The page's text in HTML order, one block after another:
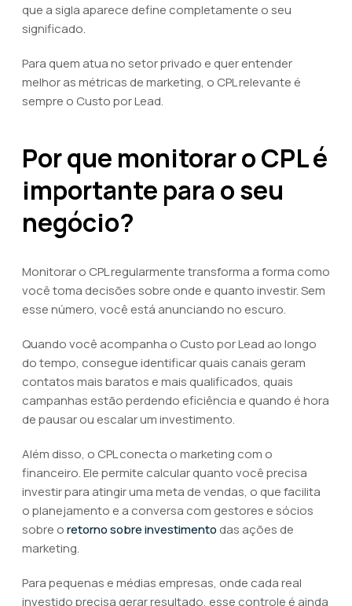
que a sigla aparece define completamente o seu
significado.
Para quem atua no setor privado e quer entender
melhor as métricas de marketing, o CPL relevante é
sempre o Custo por Lead.
Por que monitorar o CPL é
importante para o seu
negócio?
Monitorar o CPL regularmente transforma a forma como
você toma decisões sobre onde e quanto investir. Sem
esse número, você está anunciando no escuro.
Quando você acompanha o Custo por Lead ao longo
do tempo, consegue identificar quais canais geram
contatos mais baratos e mais qualificados, quais
campanhas estão perdendo eficiência e quando é hora
de pausar ou escalar um investimento.
Além disso, o CPL conecta o marketing com o
financeiro. Ele permite calcular quanto você precisa
investir para atingir uma meta de vendas, o que facilita
o planejamento e a conversa com gestores e sócios
sobre oretorno sobre investimento das ações de
marketing.
Para pequenas e médias empresas, onde cada real
investido precisa gerar resultado, esse controle é ainda